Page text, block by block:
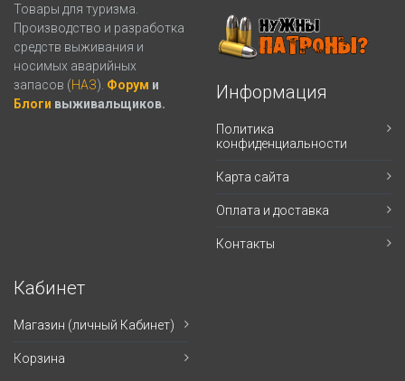
Товары для туризма.
Производство и разработка
средств выживания и
носимых аварийных
запасов (НАЗ). Форум и
Блоги выживальщиков.
Информация
Политика
конфиденциальности
Карта сайта
Оплата и доставка
Контакты
Кабинет
Магазин (личный Кабинет)
Корзина